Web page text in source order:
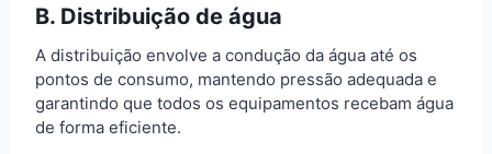
B. Distribuição de água
A distribuição envolve a condução da água até os
pontos de consumo, mantendo pressão adequada e
garantindo que todos os equipamentos recebam água
de forma eficiente.